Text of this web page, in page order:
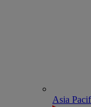
Asia